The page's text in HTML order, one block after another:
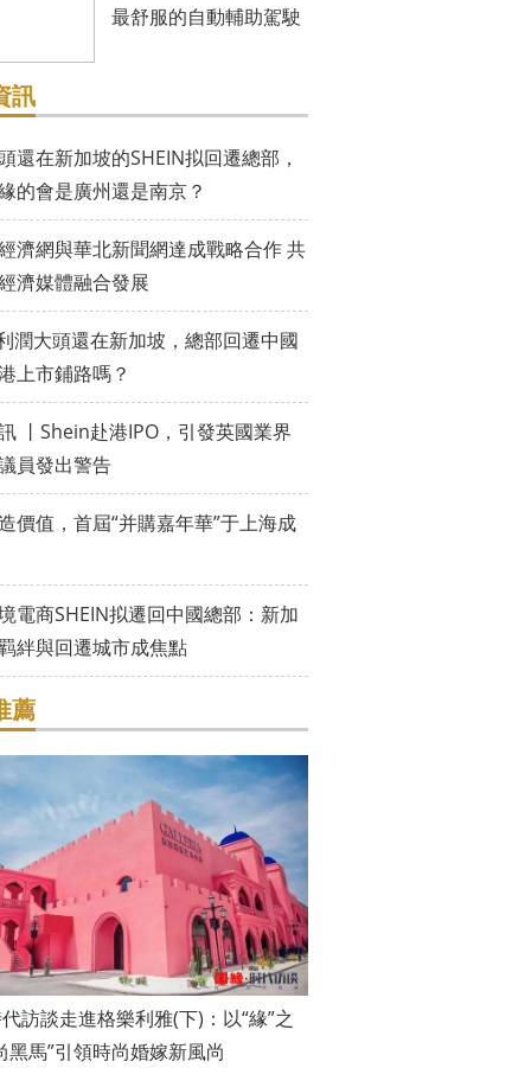
最舒服的自動輔助駕駛
訊
還在新加坡的SHEIN拟回遷總部，
的會是廣州還是南京？
濟網與華北新聞網達成戰略合作 共
濟媒體融合發展
潤大頭還在新加坡，總部回遷中國
上市鋪路嗎？
丨Shein赴港IPO，引發英國業界
員發出警告
價值，首屆“并購嘉年華”于上海成
電商SHEIN拟遷回中國總部：新加
絆與回遷城市成焦點
薦
代訪談走進格樂利雅(下)：以“緣”之
黑馬”引領時尚婚嫁新風尚